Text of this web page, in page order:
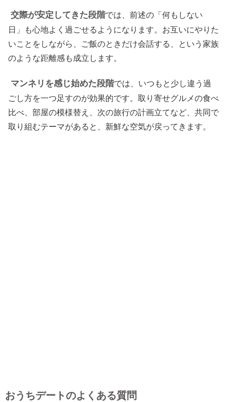
交際が安定してきた段階では、前述の「何もしない
日」も心地よく過ごせるようになります。お互いにやりた
いことをしながら、ご飯のときだけ会話する、という家族
のような距離感も成立します。
マンネリを感じ始めた段階では、いつもと少し違う過
ごし方を一つ足すのが効果的です。取り寄せグルメの食べ
比べ、部屋の模様替え、次の旅行の計画立てなど、共同で
取り組むテーマがあると、新鮮な空気が戻ってきます。
おうちデートのよくある質問